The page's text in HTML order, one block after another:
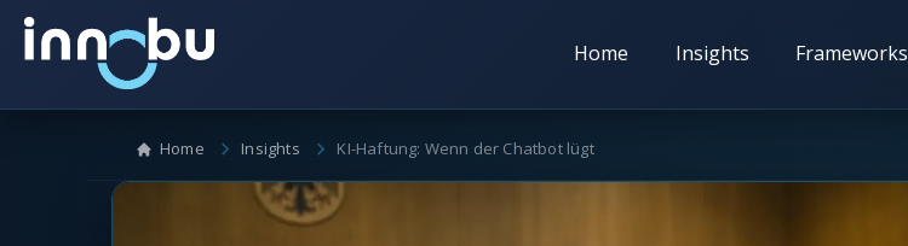
Home Insights Frameworks
Home Insights KI-Haftung: Wenn der Chatbot lügt